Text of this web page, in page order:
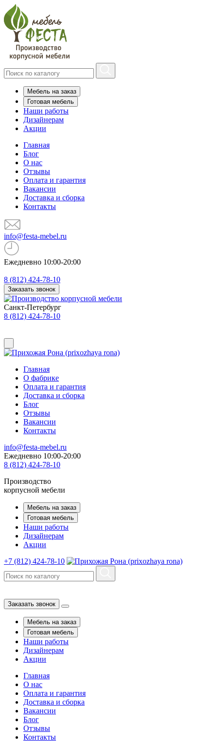
Мебель на заказ
Готовая мебель
Наши работы
Дизайнерам
Акции
Главная
Блог
О нас
Отзывы
Оплата и гарантия
Вакансии
Доставка и сборка
Контакты
info@festa-mebel.ru
Ежедневно 10:00-20:00
8 (812) 424-78-10
Заказать звонок
Санкт-Петербург
8 (812) 424-78-10
Главная
О фабрике
Оплата и гарантия
Доставка и сборка
Блог
Отзывы
Вакансии
Контакты
info@festa-mebel.ru
Ежедневно 10:00-20:00
8 (812) 424-78-10
Производство
корпусной мебели
Мебель на заказ
Готовая мебель
Наши работы
Дизайнерам
Акции
+7 (812) 424-78-10
Заказать звонок
Мебель на заказ
Готовая мебель
Наши работы
Дизайнерам
Акции
Главная
О нас
Оплата и гарантия
Доставка и сборка
Вакансии
Блог
Отзывы
Контакты